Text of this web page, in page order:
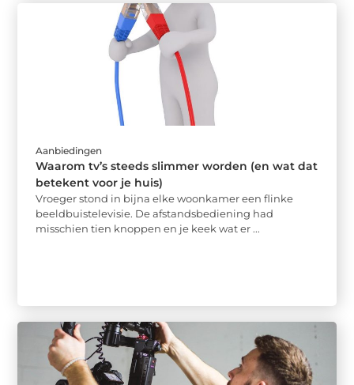
Aanbiedingen
Waarom tv’s steeds slimmer worden (en wat dat
betekent voor je huis)
Vroeger stond in bijna elke woonkamer een flinke
beeldbuistelevisie. De afstandsbediening had
misschien tien knoppen en je keek wat er ...